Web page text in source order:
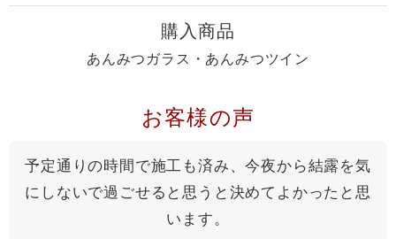
購入商品
あんみつガラス・あんみつツイン
お客様の声
予定通りの時間で施工も済み、今夜から結露を気
にしないで過ごせると思うと決めてよかったと思
います。